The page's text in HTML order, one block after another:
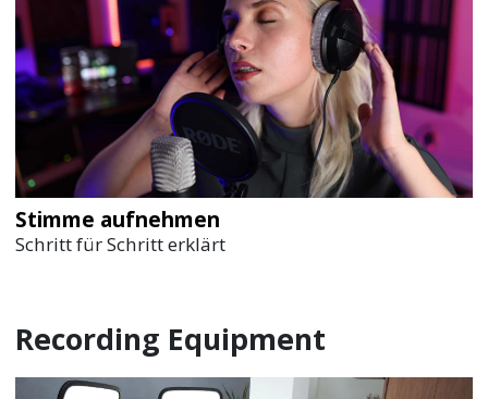
Stimme aufnehmen
Schritt für Schritt erklärt
Recording Equipment